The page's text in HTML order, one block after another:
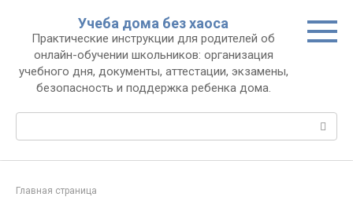
контенту
Учеба дома без хаоса
Практические инструкции для родителей об
онлайн-обучении школьников: организация
учебного дня, документы, аттестации, экзамены,
безопасность и поддержка ребенка дома.
Поиск:
Главная страница